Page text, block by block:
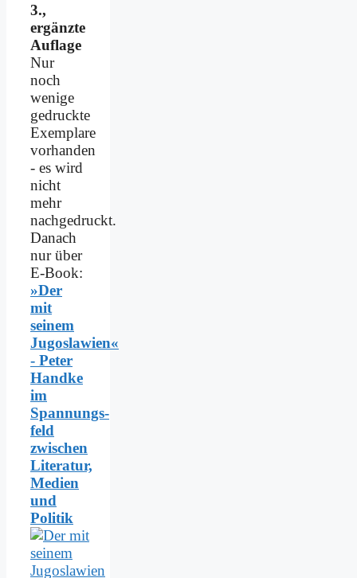
3.,
ergänzte
Auflage
Nur
noch
wenige
gedruckte
Exemplare
vorhanden
- es wird
nicht
mehr
nachgedruckt.
Danach
nur über
E-Book:
»Der
mit
seinem
Jugoslawien«
- Peter
Handke
im
Spannungs­
feld
zwischen
Literatur,
Medien
und
Politik